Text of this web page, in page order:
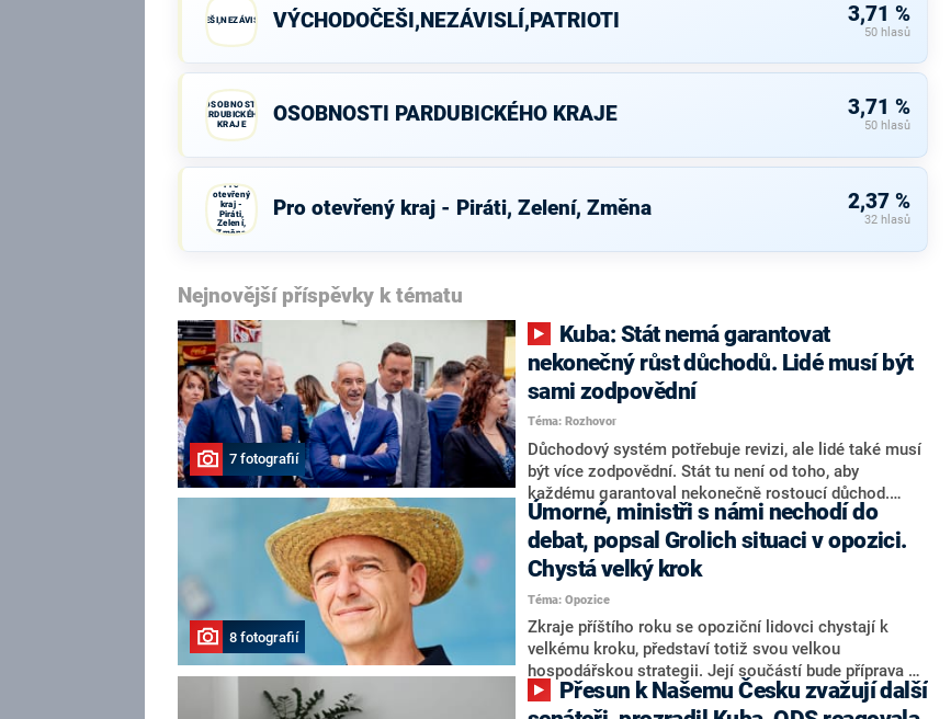
VÝCHODOČEŠI,NEZÁVISLÍ,PATRIOTIVÝCHODOČEŠI,NEZÁVISLÍ,PATRIOTI 3,71 %
50 hlasů
OSOBNOSTI
PARDUBICKÉHO
KRAJE
OSOBNOSTI PARDUBICKÉHO KRAJE 3,71 %
50 hlasů
Pro
otevřený
kraj -
Piráti,
Zelení,
Změna
Pro otevřený kraj - Piráti, Zelení, Změna 2,37 %
32 hlasů
Nejnovější příspěvky k tématu
7 fotografií
nekonečný růst důchodů. Lidé musí být
sami zodpovědní
Téma: Rozhovor
Důchodový systém potřebuje revizi, ale lidé také musí
být více zodpovědní. Stát tu není od toho, aby
každému garantoval nekonečně rostoucí důchod.
Chybí tu nový systém a my ho představíme,řekl
hejtman Jihočeského kraje a předseda hnutí Naše
Česko Martin Kuba v rozhovoru pro CNN Prima NEWS.
V čele státu pak podle něj nemůže být člověk, který by
střetem zájmů omezoval čerpání financí a rozvoj,
dodal. Řešení u Andreje Babiše ale hodnotit nechtěl.
8 fotografií
Úmorné, ministři s námi nechodí do
debat, popsal Grolich situaci v opozici.
Chystá velký krok
Téma: Opozice
Zkraje příštího roku se opoziční lidovci chystají k
velkému kroku, představí totiž svou velkou
hospodářskou strategii. Její součástí bude příprava na
stárnutí populace, řekl ve středu na setkání s novináři
nový předseda lidovců Jan Grolich. Ten zároveň v